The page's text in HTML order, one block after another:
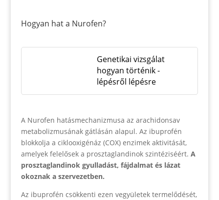
Hogyan hat a Nurofen?
Genetikai vizsgálat
hogyan történik -
lépésről lépésre
A Nurofen hatásmechanizmusa az arachidonsav
metabolizmusának gátlásán alapul. Az ibuprofén
blokkolja a ciklooxigénáz (COX) enzimek aktivitását,
amelyek felelősek a prosztaglandinok szintéziséért. A
prosztaglandinok gyulladást, fájdalmat és lázat
okoznak a szervezetben.
Az ibuprofén csökkenti ezen vegyületek termelődését,